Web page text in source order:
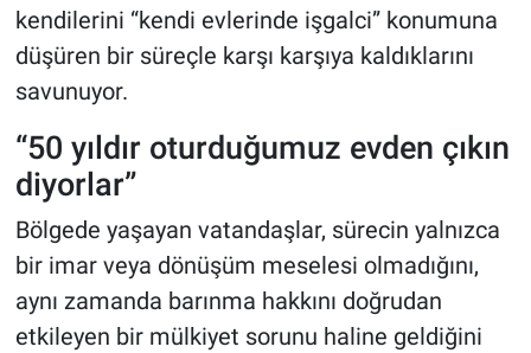
kendilerini “kendi evlerinde işgalci” konumuna
düşüren bir süreçle karşı karşıya kaldıklarını
savunuyor.
“50 yıldır oturduğumuz evden çıkın
diyorlar”
Bölgede yaşayan vatandaşlar, sürecin yalnızca
bir imar veya dönüşüm meselesi olmadığını,
aynı zamanda barınma hakkını doğrudan
etkileyen bir mülkiyet sorunu haline geldiğini